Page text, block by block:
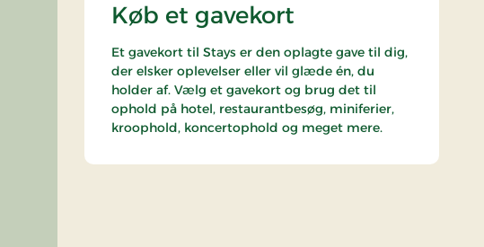
Køb et gavekort
Et gavekort til Stays er den oplagte gave til dig,
der elsker oplevelser eller vil glæde én, du
holder af. Vælg et gavekort og brug det til
ophold på hotel, restaurantbesøg, miniferier,
kroophold, koncertophold og meget mere.